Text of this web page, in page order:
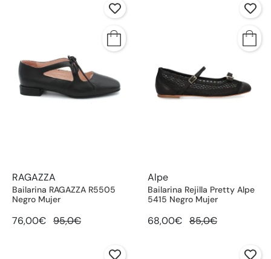
RAGAZZA
Bailarina RAGAZZA R5505
Negro Mujer
76,00€ 95,0€
Alpe
Bailarina Rejilla Pretty Alpe
5415 Negro Mujer
68,00€ 85,0€